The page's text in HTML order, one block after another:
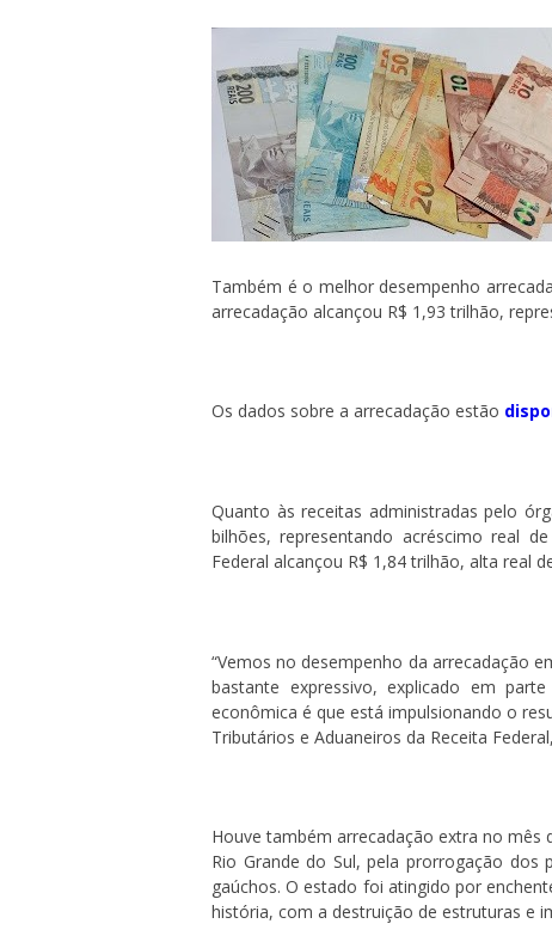
Também é o melhor desempenho
arrecadação alcançou R$ 1,93 trilhão,
Os dados sobre a arrecadação estão
Quanto às receitas administradas pelo
bilhões, representando acréscimo real
Federal alcançou R$ 1,84 trilhão, alta real
“Vemos no desempenho da arrecadação
bastante expressivo, explicado em
econômica é que está impulsionando o
Tributários e Aduaneiros da Receita
Houve também arrecadação extra no
Rio Grande do Sul, pela prorrogação
gaúchos. O estado foi atingido por
história, com a destruição de estruturas e